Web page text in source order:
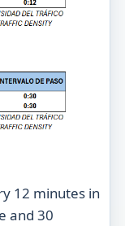
12 minutes in
and 30